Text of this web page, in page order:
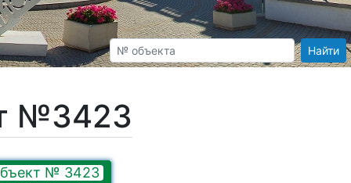
Найти
№3423
№ 3423